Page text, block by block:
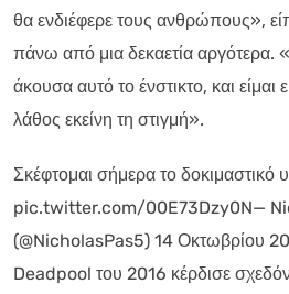
θα ενδιέφερε τους ανθρώπους»,
πάνω από μια δεκαετία αργότερα.
άκουσα αυτό το ένστικτο, και
λάθος εκείνη τη στιγμή».
Σκέφτομαι σήμερα το δοκιμαστικό
pic.twitter.com/00E73Dzy0N—
(@NicholasPas5) 14 Οκτωβρίου
Deadpool του 2016 κέρδισε